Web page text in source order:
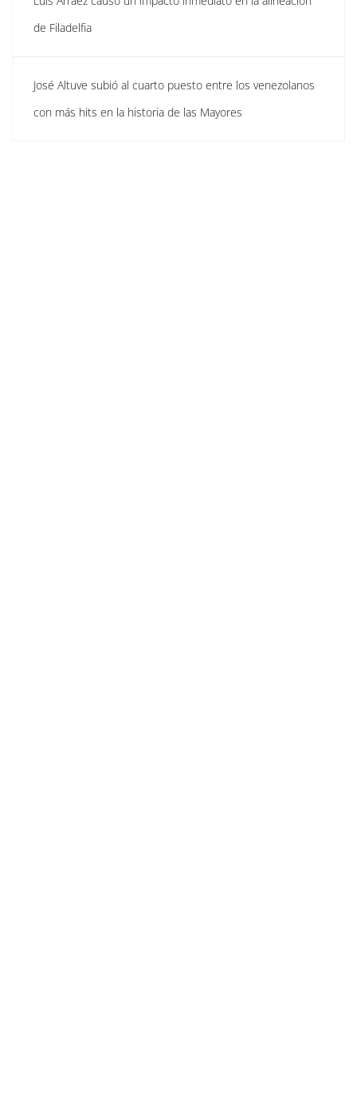
de Filadelfia
José Altuve subió al cuarto puesto entre los venezolanos
con más hits en la historia de las Mayores